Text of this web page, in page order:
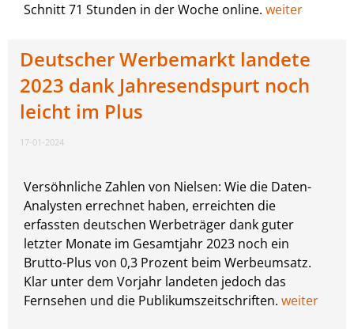
Schnitt 71 Stunden in der Woche online. weiter
Deutscher Werbemarkt landete
2023 dank Jahresendspurt noch
leicht im Plus
17-01-2024
Versöhnliche Zahlen von Nielsen: Wie die Daten-
Analysten errechnet haben, erreichten die
erfassten deutschen Werbeträger dank guter
letzter Monate im Gesamtjahr 2023 noch ein
Brutto-Plus von 0,3 Prozent beim Werbeumsatz.
Klar unter dem Vorjahr landeten jedoch das
Fernsehen und die Publikumszeitschriften. weiter